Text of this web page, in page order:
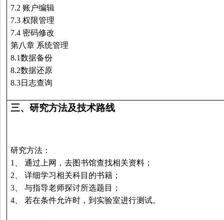
7.2 账户编辑
7.3 权限管理
7.4 密码修改
第八章 系统管理
8.1数据备份
8.2数据还原
8.3日志查询
三、 研究方法及技术路线
研究方法：
1、 通过上网，去图书馆查找相关资料；
2、 详细学习相关科目的书籍；
3、 与指导老师探讨所选题目；
4、 若在条件允许时，到实验室进行测试。